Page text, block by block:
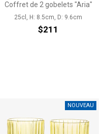
Coffret de 2 gobelets "Aria"
25cl, H: 8.5cm, D: 9.6cm
$211
NOUVEAU